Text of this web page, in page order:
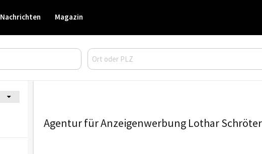
Nachrichten Magazin
Agentur für Anzeigenwerbung Lothar Schröter